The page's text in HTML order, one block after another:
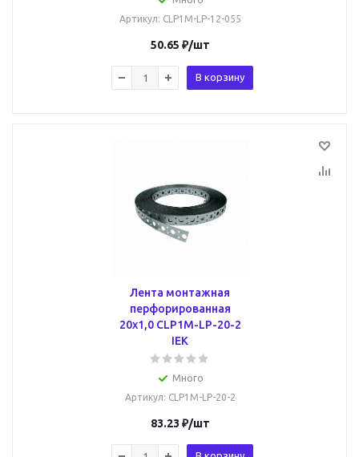
Артикул: CLP1M-LP-12-055
50.65 ₽/шт
В корзину
Лента монтажная
перфорированная
20х1,0 CLP1M-LP-20-2
IEK
Много
Артикул: CLP1M-LP-20-2
83.23 ₽/шт